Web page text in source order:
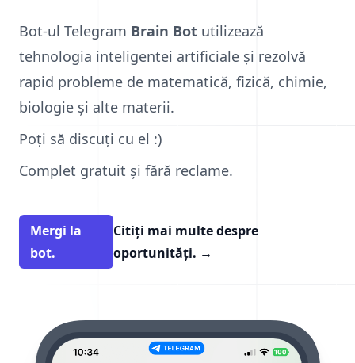
Bot-ul Telegram Brain Bot utilizează
tehnologia inteligentei artificiale și rezolvă
rapid probleme de matematică, fizică, chimie,
biologie și alte materii.
Poți să discuți cu el :)
Complet gratuit și fără reclame.
Mergi la
bot.
Citiți mai multe despre
oportunități. →